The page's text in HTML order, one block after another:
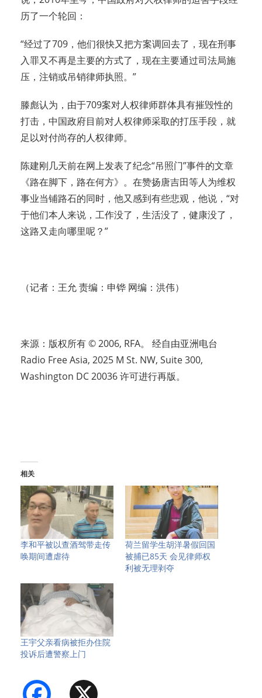
历了一个轮回：
“经过了709，他们很快又把方案调回去了，现在刑事
入罪又不再是主要的方式了，现在主要通过司法局施
压，注销或吊销律师执照。”
滕彪认为，由于709案对人权律师群体具有摧毁性的
打击，中国政府目前对人权律师采取的打压手段，就
足以对付尚存的人权律师。
陈建刚几天前在网上发表了纪念“吊照门”事件的文章
《路在脚下，路在何方》。在赞扬唐吉田等人为维权
事业当铺路石的同时，他又感到有些悲观，他说，“对
于他们本人来说，工作没了，生活没了，健康没了，
这路又走向哪里呢？”
（记者：王允 责编：申铧 网编：洪伟）
来源：版权所有 © 2006, RFA。 经自由亚洲电台
Radio Free Asia, 2025 M St. NW, Suite 300,
Washington DC 20036 许可进行再版。
相关
李和平被以查酒驾带走传
唤期间遭虐待
荷兰留学生胡洋暑假回国
被捕已85天 会见律师权
利被无理剥夺
王宇父亲看病被拒办住院
投诉后遭警察上门
Facebook